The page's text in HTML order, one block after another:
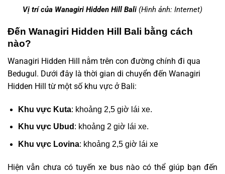
Vị trí của Wanagiri Hidden Hill Bali (Hình ảnh: Internet)
Đến Wanagiri Hidden Hill Bali bằng cách
nào?
Wanagiri Hidden Hill nằm trên con đường chính đi qua
Bedugul. Dưới đây là thời gian di chuyển đến Wanagiri
Hidden Hill từ một số khu vực ở Bali:
Khu vực Kuta: khoảng 2,5 giờ lái xe.
Khu vực Ubud : khoảng 2 giờ lái xe.
Khu vực Lovina: khoảng 2,5 giờ lái xe
Hiện vẫn chưa có tuyến xe bus nào có thể giúp bạn đến